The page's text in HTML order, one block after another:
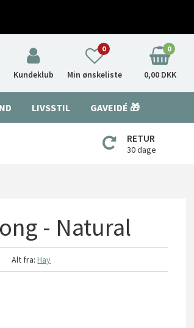
Kundeklub Min ønskeliste
0 0
0,00 DKK
LIVSSTIL GAVEIDÉ 🎁
RETUR
30 dage
- Natural
Alt fra:Hay